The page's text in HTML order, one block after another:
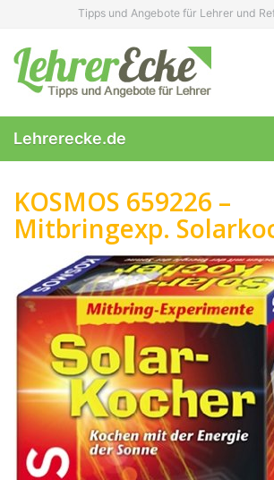
content
Tipps und Angebote für Lehrer und
Lehrerecke.de
KOSMOS 659226 –
Mitbringexp.